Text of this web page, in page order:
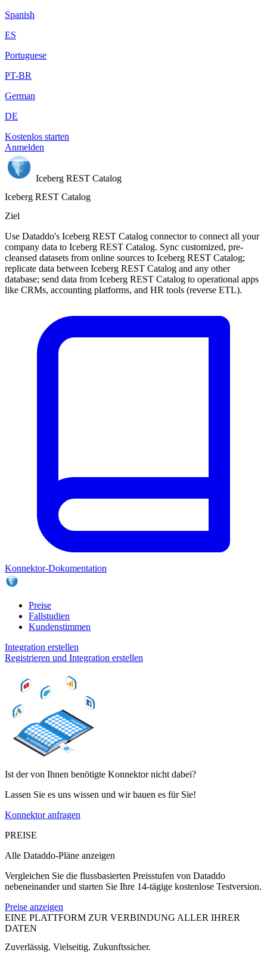
Spanish
ES
Portuguese
PT-BR
German
DE
Kostenlos starten
Anmelden
Iceberg REST Catalog
Iceberg REST Catalog
Ziel
Use Dataddo's Iceberg REST Catalog connector to connect all your
company data to Iceberg REST Catalog. Sync customized, pre-
cleansed datasets from online sources to Iceberg REST Catalog;
replicate data between Iceberg REST Catalog and any other
database; send data from Iceberg REST Catalog to operational apps
like CRMs, accounting platforms, and HR tools (reverse ETL).
Konnektor-Dokumentation
Preise
Fallstudien
Kundenstimmen
Integration erstellen
Registrieren und Integration erstellen
Ist der von Ihnen benötigte Konnektor nicht dabei?
Lassen Sie es uns wissen und wir bauen es für Sie!
Konnektor anfragen
PREISE
Alle Dataddo-Pläne anzeigen
Vergleichen Sie die flussbasierten Preisstufen von Dataddo
nebeneinander und starten Sie Ihre 14-tägige kostenlose Testversion.
Preise anzeigen
EINE PLATTFORM ZUR VERBINDUNG ALLER IHRER
DATEN
Zuverlässig. Vielseitig. Zukunftssicher.